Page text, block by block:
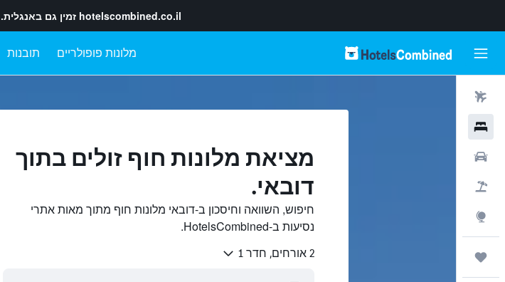
hotelscombined.co.il זמין גם באנגלית.
מלונות פופולריים תובנות
מציאת מלונות חוף זולים בתוך
דובאי.
חיפוש, השוואה וחיסכון ב-דובאי מלונות חוף מתוך מאות אתרי
נסיעות ב-HotelsCombined.
2 אורחים, חדר 1